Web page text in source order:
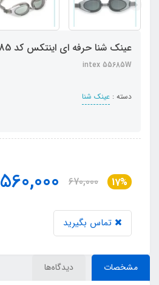
عینک شنا حرفه ای اینتکس کد 55685
intex 55685W
دسته : عینک شنا
17%
670,000
560,000
تماس بگیرید
مشخصات دیدگاه‌ها